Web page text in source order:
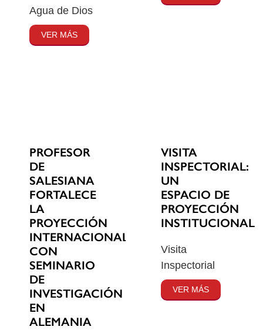
Agua de Dios
VER MÁS
PROFESOR
DE
SALESIANA
FORTALECE
LA
PROYECCIÓN
INTERNACIONAL
CON
SEMINARIO
DE
INVESTIGACIÓN
EN
ALEMANIA
VISITA
INSPECTORIAL:
UN
ESPACIO DE
PROYECCIÓN
INSTITUCIONAL
Visita
Inspectorial
VER MÁS